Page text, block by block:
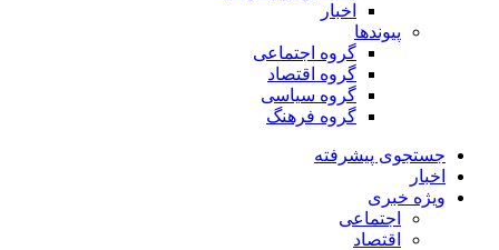
اخبار
پیوندها
گروه اجتماعی
گروه اقتصاد
گروه سیاسی
گروه فرهنگ
جستجوی پیشرفته
اخبار
ویژه خبری
اجتماعی
اقتصاد